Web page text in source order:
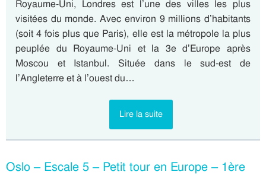
Royaume-Uni, Londres est l’une des villes les plus
visitées du monde. Avec environ 9 millions d’habitants
(soit 4 fois plus que Paris), elle est la métropole la plus
peuplée du Royaume-Uni et la 3e d’Europe après
Moscou et Istanbul. Située dans le sud-est de
l’Angleterre et à l’ouest du…
Lire la suite
Oslo – Escale 5 – Petit tour en Europe – 1ère